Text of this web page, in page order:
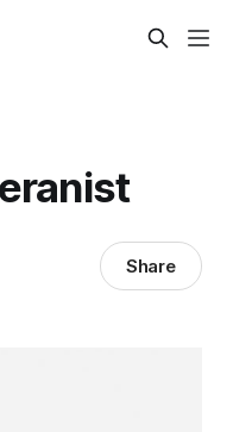
Share